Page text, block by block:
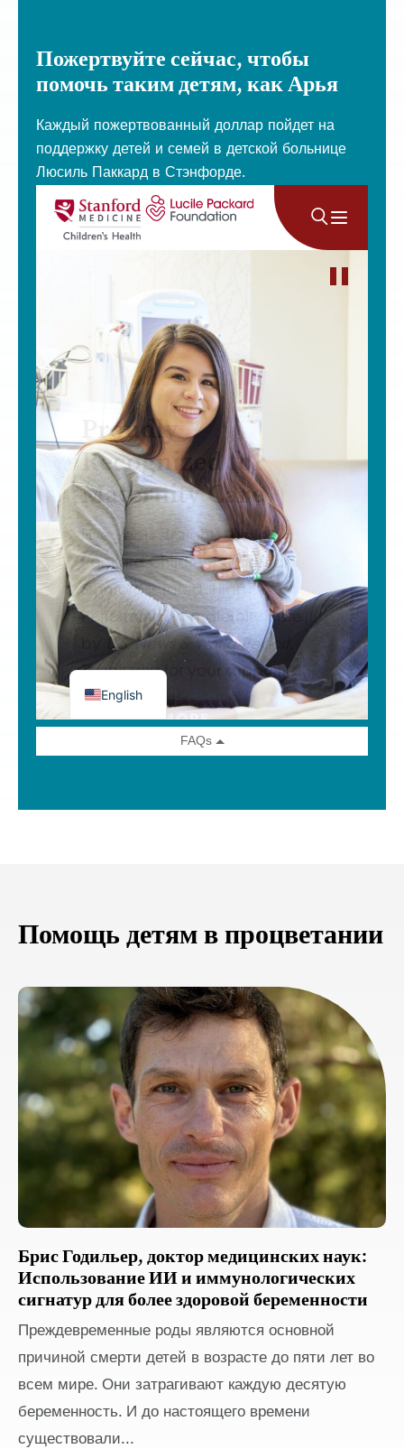
Пожертвуйте сейчас, чтобы
помочь таким детям, как Арья
Каждый пожертвованный доллар пойдет на
поддержку детей и семей в детской больнице
Люсиль Паккард в Стэнфорде.
Помощь детям в процветании
Брис Годильер, доктор медицинских наук:
Использование ИИ и иммунологических
сигнатур для более здоровой беременности
Преждевременные роды являются основной
причиной смерти детей в возрасте до пяти лет во
всем мире. Они затрагивают каждую десятую
беременность. И до настоящего времени
существовали...